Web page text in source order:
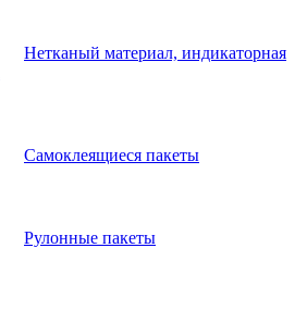
Нетканый материал, индикаторная
Самоклеящиеся пакеты
Рулонные пакеты